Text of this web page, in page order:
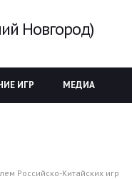
Новгород)
ИГР МЕДИА
Российско-Китайских игр